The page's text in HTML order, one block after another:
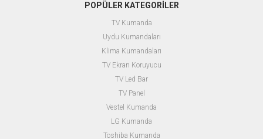
POPÜLER KATEGORİLER
TV Kumanda
Uydu Kumandaları
Klima Kumandaları
TV Ekran Koruyucu
TV Led Bar
TV Panel
Vestel Kumanda
LG Kumanda
Toshiba Kumanda